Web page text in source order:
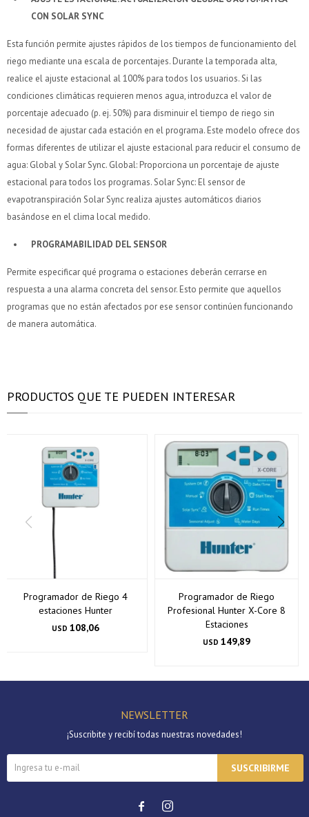
CON SOLAR SYNC
Esta función permite ajustes rápidos de los tiempos de funcionamiento del
riego mediante una escala de porcentajes. Durante la temporada alta,
realice el ajuste estacional al 100% para todos los usuarios. Si las
condiciones climáticas requieren menos agua, introduzca el valor de
porcentaje adecuado (p. ej. 50%) para disminuir el tiempo de riego sin
necesidad de ajustar cada estación en el programa. Este modelo ofrece dos
formas diferentes de utilizar el ajuste estacional para reducir el consumo de
agua: Global y Solar Sync. Global: Proporciona un porcentaje de ajuste
estacional para todos los programas. Solar Sync: El sensor de
evapotranspiración Solar Sync realiza ajustes automáticos diarios
basándose en el clima local medido.
PROGRAMABILIDAD DEL SENSOR
Permite especificar qué programa o estaciones deberán cerrarse en
respuesta a una alarma concreta del sensor. Esto permite que aquellos
programas que no están afectados por ese sensor continúen funcionando
de manera automática.
PRODUCTOS QUE TE PUEDEN INTERESAR
Programador de Riego 4
estaciones Hunter
USD 108,06
Programador de Riego
Profesional Hunter X-Core 8
Estaciones
USD 149,89
NEWSLETTER
¡Suscribite y recibí todas nuestras novedades!
SUSCRIBIRME
 